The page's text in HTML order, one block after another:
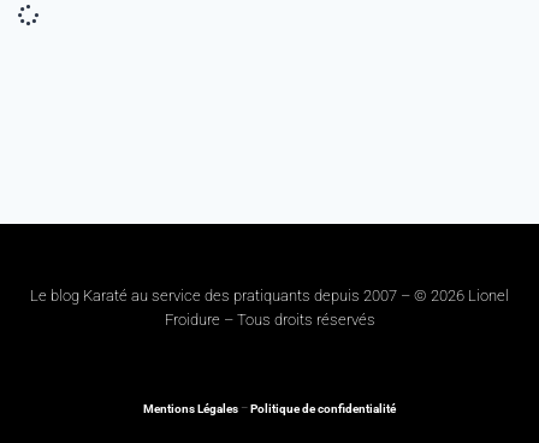
Le blog Karaté au service des pratiquants depuis 2007 – © 2026 Lionel
Froidure – Tous droits réservés
Mentions Légales –Politique de confidentialité